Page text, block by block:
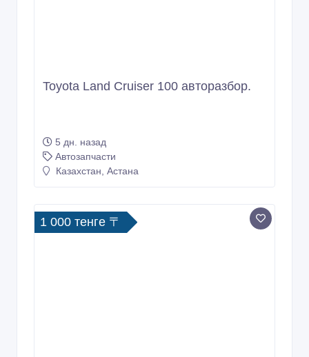
Toyota Land Cruiser 100 авторазбор.
5 дн. назад
Автозапчасти
Казахстан, Астана
1 000 тенге 〒